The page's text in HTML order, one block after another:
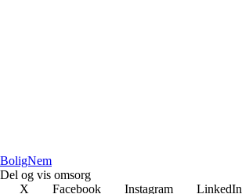
BoligNem
Del og vis omsorg
X
Facebook Instagram LinkedIn